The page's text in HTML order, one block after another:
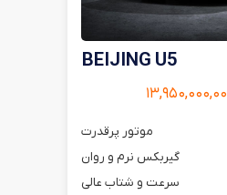
BEIJING U5
موتور پرقدرت
گیربکس نرم و روان
سرعت و شتاب عالی